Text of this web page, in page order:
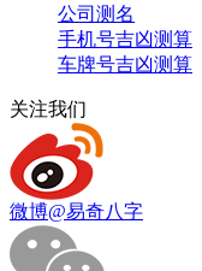
公司测名
手机号吉凶测算
车牌号吉凶测算
关注我们
微博@易奇八字